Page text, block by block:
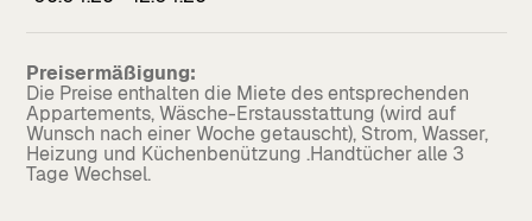
Preisermäßigung:
Die Preise enthalten die Miete des entsprechenden
Appartements, Wäsche-Erstausstattung (wird auf
Wunsch nach einer Woche getauscht), Strom, Wasser,
Heizung und Küchenbenützung .Handtücher alle 3
Tage Wechsel.